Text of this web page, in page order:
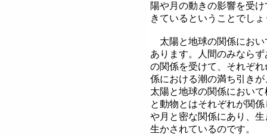
陽や月の動きの影響を受け
きているということでしょ
太陽と地球の関係におい
あります。人間のみなら
の関係を受けて、 それぞ
係における潮の満ち引き
太陽と地球の関係におい
と動物とはそれぞれが関
や月と 密な関係にあり、 生
生かされているのです。